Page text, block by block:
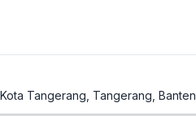
Tangerang, Tangerang, Banten